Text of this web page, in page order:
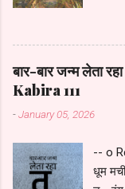
with
and
me,
Much
to
बार-बार जन्म लेता
Kabira 111
-January 05, 2026
-- o
धूम